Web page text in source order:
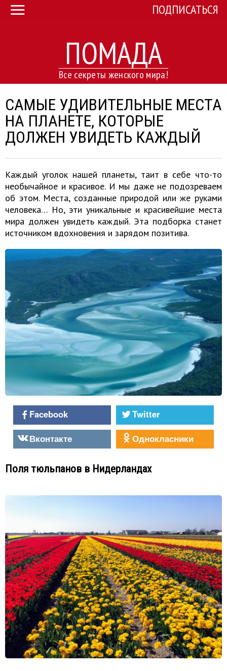
ПОМАДА
Все секреты женского мира!
ПОДПИСАТЬСЯ
САМЫЕ УДИВИТЕЛЬНЫЕ МЕСТА
НА ПЛАНЕТЕ, КОТОРЫЕ
ДОЛЖЕН УВИДЕТЬ КАЖДЫЙ
Каждый уголок нашей планеты, таит в себе что-то
необычайное и красивое. И мы даже не подозреваем
об этом. Места, созданные природой или же руками
человека… Но, эти уникальные и красивейшие места
мира должен увидеть каждый. Эта подборка станет
источником вдохновения и зарядом позитива.
Facebook
Twitter
Вконтакте
Однокласники
Поля тюльпанов в Нидерландах